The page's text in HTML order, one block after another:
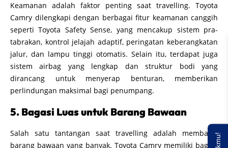
Keamanan adalah faktor penting saat travelling. Toyota
Camry dilengkapi dengan berbagai fitur keamanan canggih
seperti Toyota Safety Sense, yang mencakup sistem pra-
tabrakan, kontrol jelajah adaptif, peringatan keberangkatan
jalur, dan lampu tinggi otomatis. Selain itu, terdapat juga
sistem airbag yang lengkap dan struktur bodi yang
dirancang untuk menyerap benturan, memberikan
perlindungan maksimal bagi penumpang.
5. Bagasi Luas untuk Barang Bawaan
Salah satu tantangan saat travelling adalah membawa
barang bawaan yang banyak. Toyota Camry memiliki bagasi